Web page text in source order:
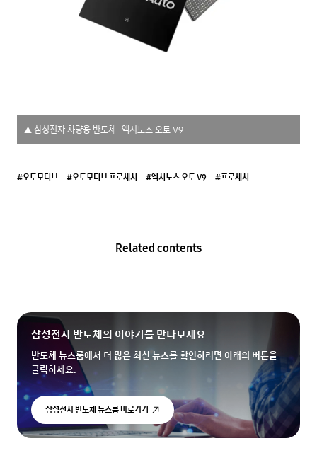
▲ 삼성전자 차량용 반도체_엑시노스 오토 V9
#오토모티브 #오토모티브 프로세서 #엑시노스 오토 V9 #프로세서
Related contents
삼성전자 반도체의 이야기를 만나보세요
반도체 뉴스룸에서 더 많은 최신 뉴스를 확인하려면 아래의 버튼을
클릭하세요.
삼성전자 반도체 뉴스룸 바로가기